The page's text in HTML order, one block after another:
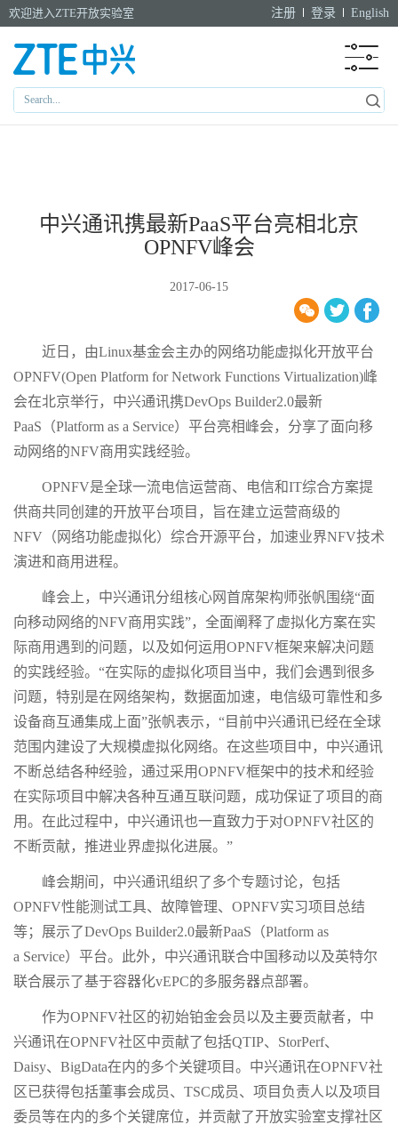
欢迎进入ZTE开放实验室 注册 登录 English
中兴通讯携最新PaaS平台亮相北京
OPNFV峰会
2017-06-15
近日，由Linux基金会主办的网络功能虚拟化开放平台
OPNFV(Open Platform for Network Functions Virtualization)峰
会在北京举行，中兴通讯携DevOps Builder2.0最新
PaaS（Platform as a Service）平台亮相峰会，分享了面向移
动网络的NFV商用实践经验。
OPNFV是全球一流电信运营商、电信和IT综合方案提
供商共同创建的开放平台项目，旨在建立运营商级的
NFV（网络功能虚拟化）综合开源平台，加速业界NFV技术
演进和商用进程。
峰会上，中兴通讯分组核心网首席架构师张帆围绕“面
向移动网络的NFV商用实践”，全面阐释了虚拟化方案在实
际商用遇到的问题，以及如何运用OPNFV框架来解决问题
的实践经验。“在实际的虚拟化项目当中，我们会遇到很多
问题，特别是在网络架构，数据面加速，电信级可靠性和多
设备商互通集成上面”张帆表示，“目前中兴通讯已经在全球
范围内建设了大规模虚拟化网络。在这些项目中，中兴通讯
不断总结各种经验，通过采用OPNFV框架中的技术和经验
在实际项目中解决各种互通互联问题，成功保证了项目的商
用。在此过程中，中兴通讯也一直致力于对OPNFV社区的
不断贡献，推进业界虚拟化进展。”
峰会期间，中兴通讯组织了多个专题讨论，包括
OPNFV性能测试工具、故障管理、OPNFV实习项目总结
等；展示了DevOps Builder2.0最新PaaS（Platform as
a Service）平台。此外，中兴通讯联合中国移动以及英特尔
联合展示了基于容器化vEPC的多服务器点部署。
作为OPNFV社区的初始铂金会员以及主要贡献者，中
兴通讯在OPNFV社区中贡献了包括QTIP、StorPerf、
Daisy、BigData在内的多个关键项目。中兴通讯在OPNFV社
区已获得包括董事会成员、TSC成员、项目负责人以及项目
委员等在内的多个关键席位，并贡献了开放实验室支撑社区